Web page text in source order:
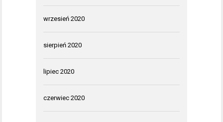
wrzesień 2020
sierpień 2020
lipiec 2020
czerwiec 2020